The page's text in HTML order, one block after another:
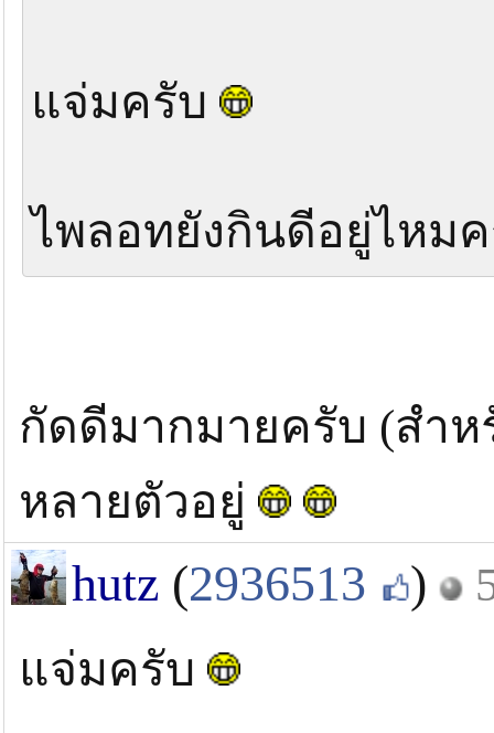
แจ่มครับ
ไพลอทยังกินดีอยู่ไหมค
กัดดีมากมายครับ (สำ
หลายตัวอยู่
hutz (2936513 )
แจ่มครับ